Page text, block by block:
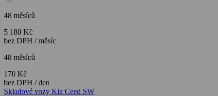
48 měsíců
5 180 Kč
bez DPH / měsíc
48 měsíců
170 Kč
bez DPH / den
Skladové vozy Kia Ceed SW